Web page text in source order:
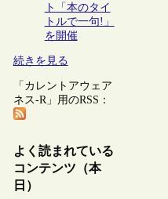
ト「本のタイ
トルで一句!」
を開催
続きを見る
「カレントアウェア
ネス-R」用のRSS：
よく読まれている
コンテンツ（本
日）